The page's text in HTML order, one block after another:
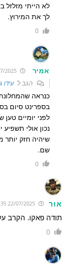
לא הייתי מזלזל
לך את המירוץ.
0
אמיר 22/07/2025 10:12:12
הגב לעידו
כנראה
בספרינט סיום בסטייג' 14
לפני יומיים
נכון אולי תשפיע
שיהיה חזק יותר
שם.
0
אור
תודה פאקו. הקרב
0